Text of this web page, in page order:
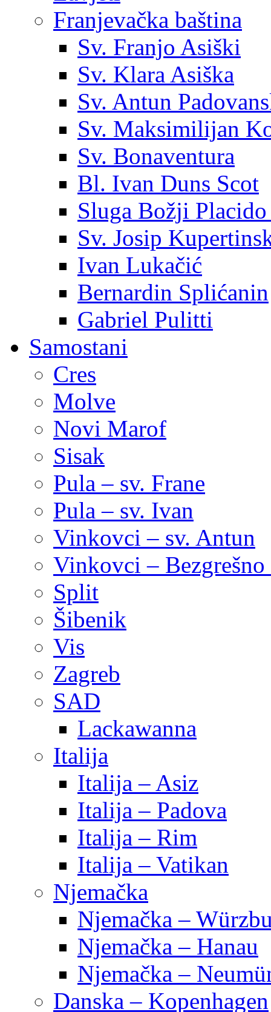
Franjevačka baština
Sv. Franjo Asiški
Sv. Klara Asiška
Sv. Antun
Sv. Maksimilijan
Sv. Bonaventura
Bl. Ivan Duns Scot
Sluga Božji Placido
Sv. Josip
Ivan Lukačić
Bernardin Splićanin
Gabriel Pulitti
Samostani
Cres
Molve
Novi Marof
Sisak
Pula – sv. Frane
Pula – sv. Ivan
Vinkovci – sv. Antun
Vinkovci –
Split
Šibenik
Vis
Zagreb
SAD
Lackawanna
Italija
Italija – Asiz
Italija – Padova
Italija – Rim
Italija – Vatikan
Njemačka
Njemačka –
Njemačka – Hanau
Njemačka –
Danska – Kopenhagen